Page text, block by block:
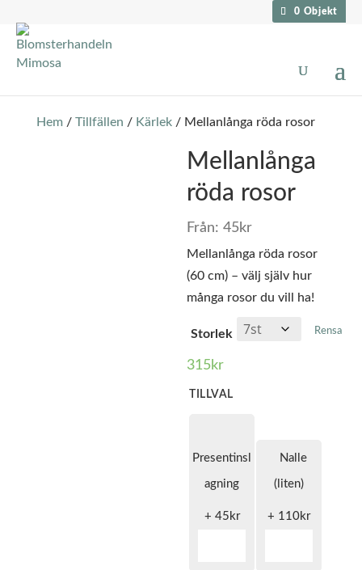
0 Objekt
Hem/ Tillfällen / Kärlek/ Mellanlånga röda rosor
Mellanlånga
röda rosor
Från:45kr
Mellanlånga röda rosor
(60 cm) – välj själv hur
många rosor du vill ha!
Storlek Rensa
315kr
TILLVAL
Presentinsl
agning
+ 45 kr
Nalle
(liten)
+ 110kr